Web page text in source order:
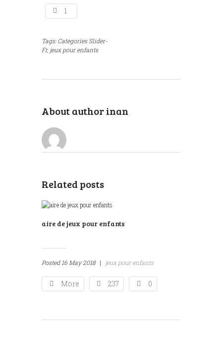
1
Tags:Categories Slider-
Fr, jeux pour enfants
About authorinan
Related posts
aire de jeux pour enfants
Posted16 May 2018 | jeux pour enfants
More 237 0